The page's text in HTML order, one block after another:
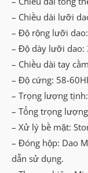
– Chiều dài lưỡi
– Độ rộng lưỡi
– Độ dày lưỡi dao:
– Chiều dài tay
– Độ cứng: 58-
– Trọng lượng
– Tổng trọng
– Xử lý bề mặt:
– Đóng hộp: Dao
dẫn sử dụng.